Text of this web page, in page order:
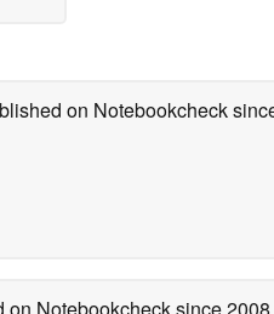
on Notebookcheck
on Notebookchecksince 2008